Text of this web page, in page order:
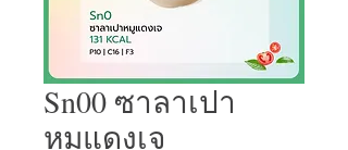
Sn00 ซาลาเปา
หมูแดงเจ